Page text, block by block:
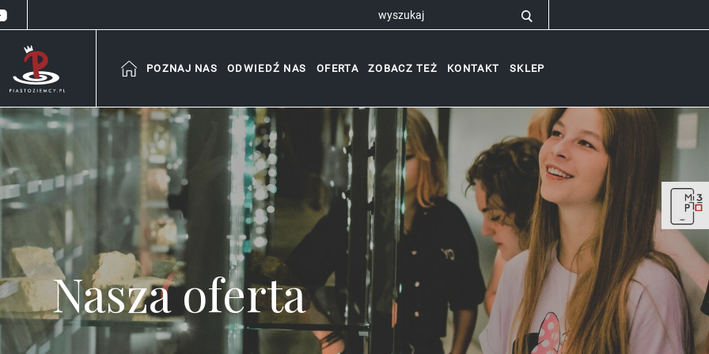
POZNAJ NAS ODWIEDŹ NAS OFERTA ZOBACZ TEŻ KONTAKT SKLEP
Nasza oferta